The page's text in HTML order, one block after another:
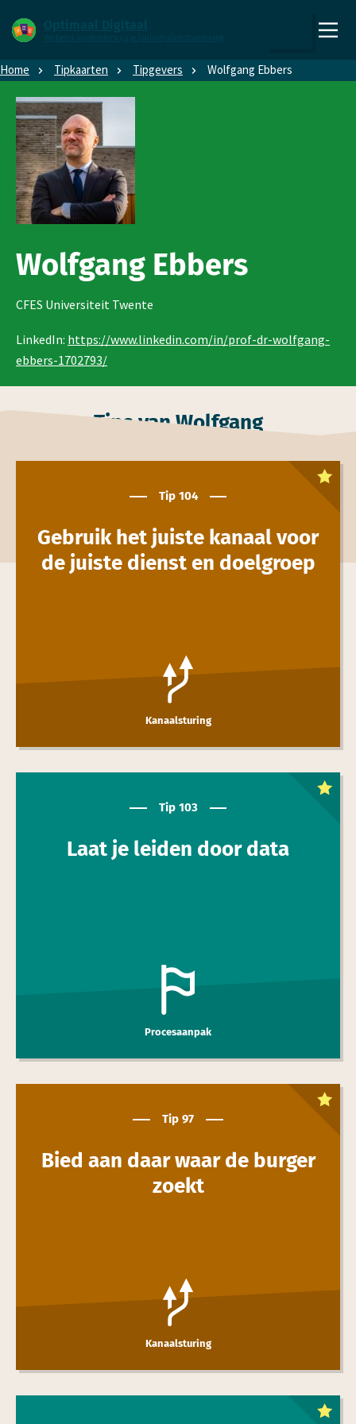
naar
de
homepage
Home Tipkaarten Tipgevers Wolfgang Ebbers
Wolfgang Ebbers
CFES Universiteit Twente
LinkedIn: https://www.linkedin.com/in/prof-dr-wolfgang-
ebbers-1702793/
Tips van Wolfgang
Dit is een
toptip
Tip 104
Gebruik het juiste kanaal voor
de juiste dienst en doelgroep
Kanaalsturing
Dit is een
Tip 103
Laat je leiden door data
Procesaanpak
Dit is een
toptip
Tip 97
Bied aan daar waar de burger
zoekt
Kanaalsturing
Dit is een